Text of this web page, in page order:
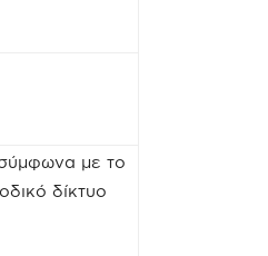
με το
δίκτυο